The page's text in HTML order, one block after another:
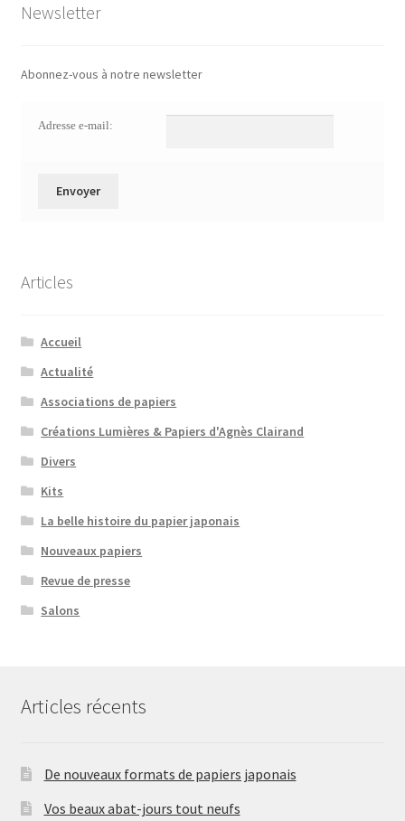
Newsletter
Abonnez-vous à notre newsletter
Adresse e-mail:
Articles
Accueil
Actualité
Associations de papiers
Créations Lumières & Papiers d'Agnès Clairand
Divers
Kits
La belle histoire du papier japonais
Nouveaux papiers
Revue de presse
Salons
Articles récents
De nouveaux formats de papiers japonais
Vos beaux abat-jours tout neufs